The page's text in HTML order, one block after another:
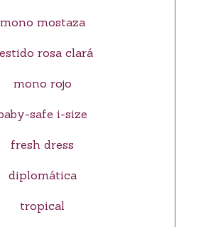
mono mostaza
rosa clará
mono rojo
safe i-size
fresh dress
diplomática
tropical